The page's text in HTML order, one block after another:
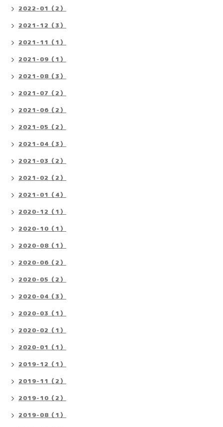
2022-01（2）
2021-12（3）
2021-11（1）
2021-09（1）
2021-08（3）
2021-07（2）
2021-06（2）
2021-05（2）
2021-04（3）
2021-03（2）
2021-02（2）
2021-01（4）
2020-12（1）
2020-10（1）
2020-08（1）
2020-06（2）
2020-05（2）
2020-04（3）
2020-03（1）
2020-02（1）
2020-01（1）
2019-12（1）
2019-11（2）
2019-10（2）
2019-08（1）